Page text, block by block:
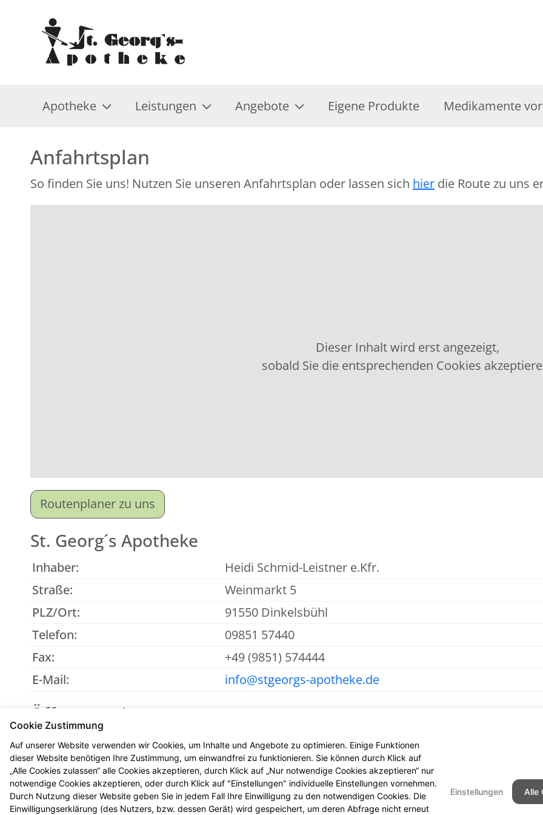
Apotheke Leistungen Angebote Eigene Produkte Medikamente
Anfahrtsplan
So finden Sie uns! Nutzen Sie unseren Anfahrtsplan oder lassen sich hier die Route zu uns
Dieser Inhalt wird erst angezeigt,
sobald Sie die entsprechenden Cookies
Routenplaner zu uns
St. Georg´s Apotheke
Inhaber:
Heidi Schmid-Leistner e.Kfr.
Straße:
Weinmarkt 5
PLZ/Ort:
91550 Dinkelsbühl
Telefon:
09851 57440
Fax:
+49 (9851) 574444
E-Mail:
info@stgeorgs-apotheke.de
Öffnungszeiten
Mo - Fr : 08:00-12:30 und 14:00-18:00
Sa: 08:00-12:30
Cookie Zustimmung
Auf unserer Website verwenden wir Cookies, um Inhalte und Angebote zu optimieren. Einige Funktionen
dieser Website benötigen Ihre Zustimmung, um einwandfrei zu funktionieren. Sie können durch Klick auf
„Alle Cookies zulassen“ alle Cookies akzeptieren, durch Klick auf „Nur notwendige Cookies akzeptieren“ nur
notwendige Cookies akzeptieren, oder durch Klick auf "Einstellungen" individuelle Einstellungen vornehmen.
Durch Nutzung dieser Website geben Sie in jedem Fall Ihre Einwilligung zu den notwendigen Cookies. Die
Einwilligungserklärung (des Nutzers, bzw. dessen Gerät) wird gespeichert, um deren Abfrage nicht erneut
Einstellungen Alle